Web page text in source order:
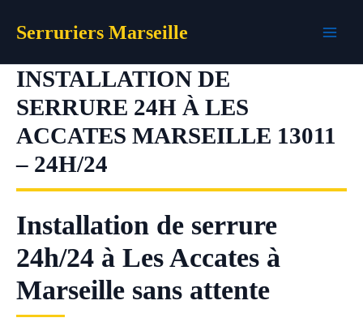
Serruriers Marseille
INSTALLATION DE
SERRURE 24H À LES
ACCATES MARSEILLE 13011
– 24H/24
Installation de serrure
24h/24 à Les Accates à
Marseille sans attente